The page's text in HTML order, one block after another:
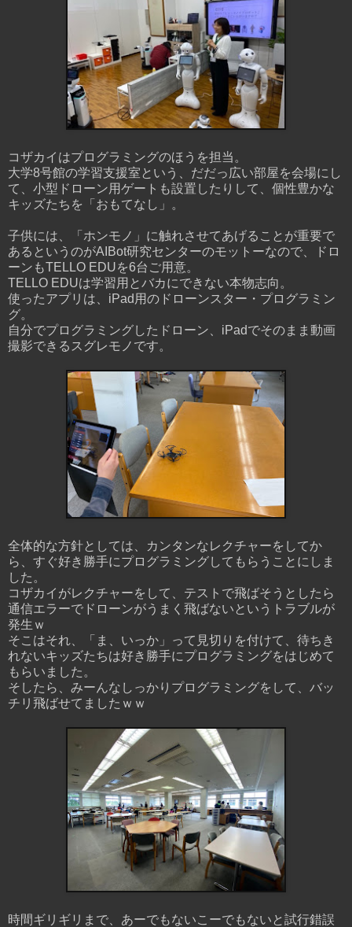
コザカイはプログラミングのほうを担当。
大学8号館の学習支援室という、だだっ広い部屋を会場にし
て、小型ドローン用ゲートも設置したりして、個性豊かな
キッズたちを「おもてなし」。
子供には、「ホンモノ」に触れさせてあげることが重要で
あるというのがAIBot研究センターのモットーなので、ドロ
ーンもTELLO EDUを6台ご用意。
TELLO EDUは学習用とバカにできない本物志向。
使ったアプリは、iPad用のドローンスター・プログラミン
グ。
自分でプログラミングしたドローン、iPadでそのまま動画
撮影できるスグレモノです。
全体的な方針としては、カンタンなレクチャーをしてか
ら、すぐ好き勝手にプログラミングしてもらうことにしま
した。
コザカイがレクチャーをして、テストで飛ばそうとしたら
通信エラーでドローンがうまく飛ばないというトラブルが
発生ｗ
そこはそれ、「ま、いっか」って見切りを付けて、待ちき
れないキッズたちは好き勝手にプログラミングをはじめて
もらいました。
そしたら、みーんなしっかりプログラミングをして、バッ
チリ飛ばせてましたｗｗ
時間ギリギリまで、あーでもないこーでもないと試行錯誤